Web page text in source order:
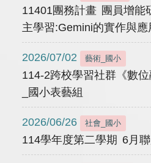
11401團務計畫 團員增能
主學習:Gemini的實作與應
2026/07/02 藝術_國小
114-2跨校學習社群《數位
_國小表藝組
2026/06/26 社會_國小
114學年度第二學期 6月